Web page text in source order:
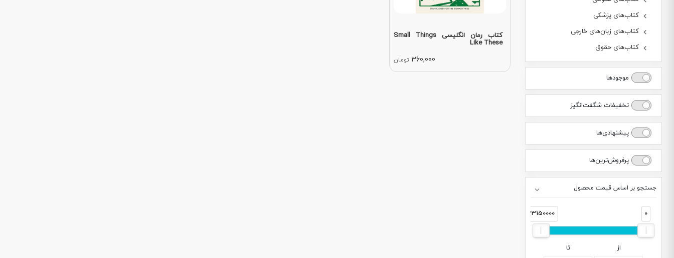
کتاب‌های پزشکی
کتاب‌های زبان‌های خارجی
کتاب‌های حقوق
موجودها
تخفیفات شگفت‌انگیز
پیشنهادی‌ها
پرفروش‌ترین‌ها
جستجو بر اساس قیمت محصول
0
33150000
از تا
کتاب رمان انگلیسی Small Things
Like These
360,000 تومان